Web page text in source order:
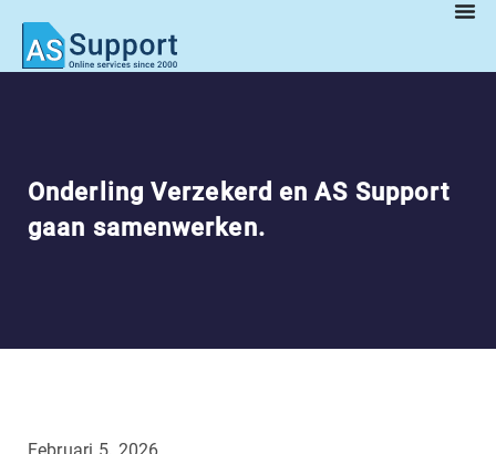
Onderling Verzekerd en AS Support
gaan samenwerken.